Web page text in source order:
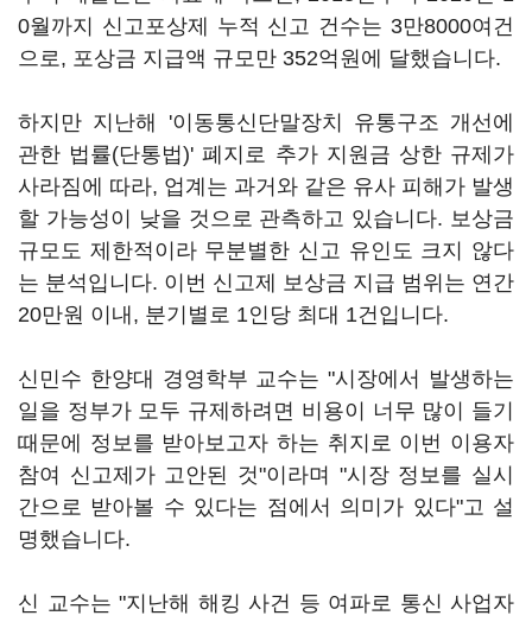
0월까지 신고포상제 누적 신고 건수는 3만8000여건
으로, 포상금 지급액 규모만 352억원에 달했습니다.
하지만 지난해 '이동통신단말장치 유통구조 개선에
관한 법률(단통법)' 폐지로 추가 지원금 상한 규제가
사라짐에 따라, 업계는 과거와 같은 유사 피해가 발생
할 가능성이 낮을 것으로 관측하고 있습니다. 보상금
규모도 제한적이라 무분별한 신고 유인도 크지 않다
는 분석입니다. 이번 신고제 보상금 지급 범위는 연간
20만원 이내, 분기별로 1인당 최대 1건입니다.
신민수 한양대 경영학부 교수는 "시장에서 발생하는
일을 정부가 모두 규제하려면 비용이 너무 많이 들기
때문에 정보를 받아보고자 하는 취지로 이번 이용자
참여 신고제가 고안된 것"이라며 "시장 정보를 실시
간으로 받아볼 수 있다는 점에서 의미가 있다"고 설
명했습니다.
신 교수는 "지난해 해킹 사건 등 여파로 통신 사업자